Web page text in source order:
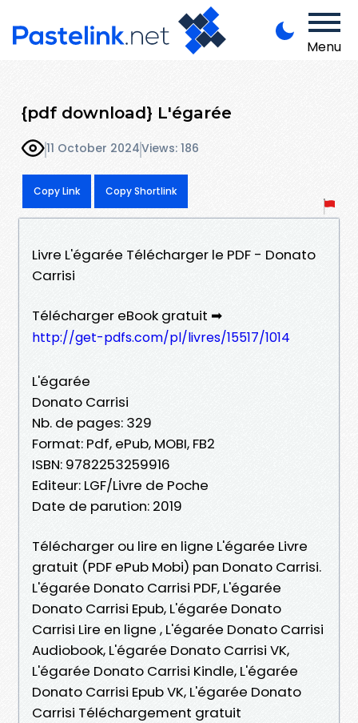
Menu
{pdf download} L'égarée
11 October 2024Views: 186
Copy Link Copy Shortlink
Livre L'égarée Télécharger le PDF - Donato
Carrisi
Télécharger eBook gratuit ➡
http://get-pdfs.com/pl/livres/15517/1014
L'égarée
Donato Carrisi
Nb. de pages: 329
Format: Pdf, ePub, MOBI, FB2
ISBN: 9782253259916
Editeur: LGF/Livre de Poche
Date de parution: 2019
Télécharger ou lire en ligne L'égarée Livre
gratuit (PDF ePub Mobi) pan Donato Carrisi.
L'égarée Donato Carrisi PDF, L'égarée
Donato Carrisi Epub, L'égarée Donato
Carrisi Lire en ligne , L'égarée Donato Carrisi
Audiobook, L'égarée Donato Carrisi VK,
L'égarée Donato Carrisi Kindle, L'égarée
Donato Carrisi Epub VK, L'égarée Donato
Carrisi Téléchargement gratuit